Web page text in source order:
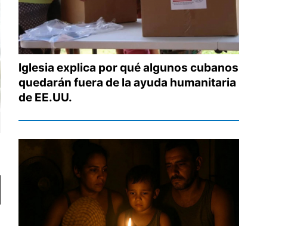
Iglesia explica por qué algunos cubanos
quedarán fuera de la ayuda humanitaria
de EE.UU.